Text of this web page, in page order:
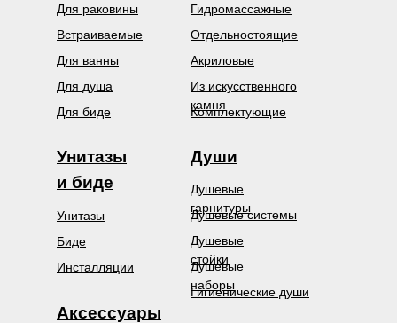
Души
Душевые
гарнитуры
Душевые системы
Гигиенические души
Аксессуары
Встраиваемые
Для биде
Для ванны
Для душа
Для раковины
Из искусственного
камня
Душевые
стойки
Душевые
наборы
Гидромассажные
Акриловые
Отдельностоящие
Комплектующие
Инсталляции
Биде
Унитазы
Унитазы
и биде